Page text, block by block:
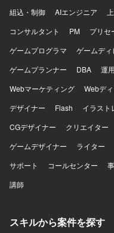
キュリティとクラウド
とができるポジションです。 【開発環
GitHub、Terraform、
を利用しています。
組込・制御
AIエンジニア
コンサルタント
PM プリセ
ゲームプログラマ
ゲームデ
ゲームプランナー
DBA 運
Webマーケティング
Webデ
デザイナー
Flash イラスト
CGデザイナー
クリエイター
ゲームデザイナー
ライター
サポート
コールセンター
講師
スキルから案件を探す